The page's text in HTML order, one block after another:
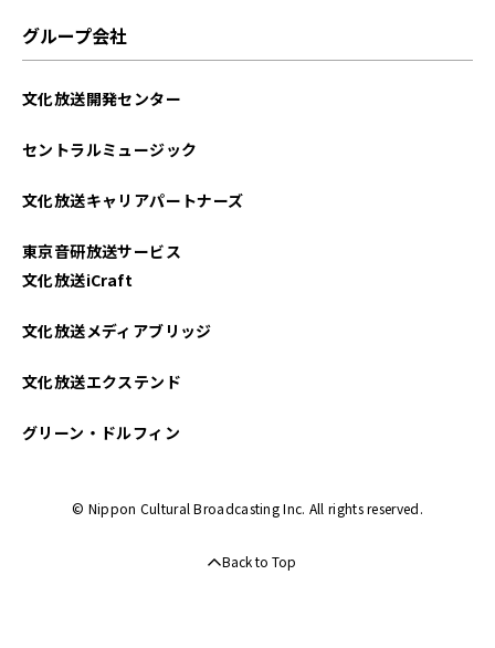
グループ会社
文化放送開発センター
セントラルミュージック
文化放送キャリアパートナーズ
東京音研放送サービス
文化放送iCraft
文化放送メディアブリッジ
文化放送エクステンド
グリーン・ドルフィン
© Nippon Cultural Broadcasting Inc. All rights reserved.
Back to Top